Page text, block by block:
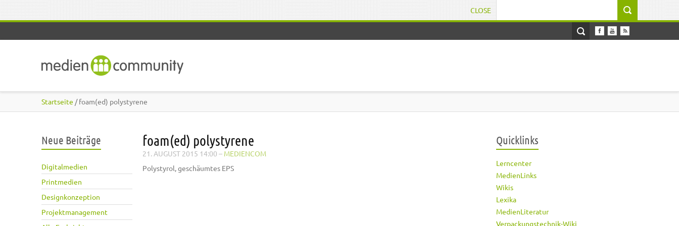
CLOSE
Startseite / foam(ed) polystyrene
Neue Beiträge
Digitalmedien
Printmedien
Designkonzeption
Projektmanagement
foam(ed) polystyrene
21. AUGUST 2015 14:00 – MEDIENCOM
Polystyrol, geschäumtes EPS
Quicklinks
Lerncenter
MedienLinks
Wikis
Lexika
MedienLiteratur
Verpackungstechnik-Wiki